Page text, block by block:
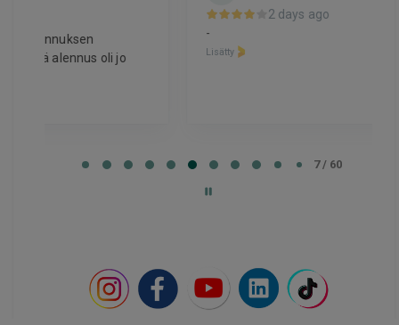
7 / 60